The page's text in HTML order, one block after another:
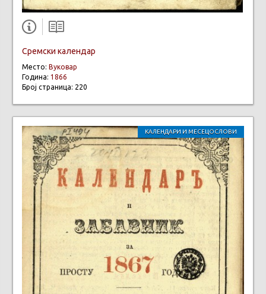
Сремски календар
Место: Вуковар
Година: 1866
Број страница: 220
КАЛЕНДАРИ И МЕСЕЦОСЛОВИ